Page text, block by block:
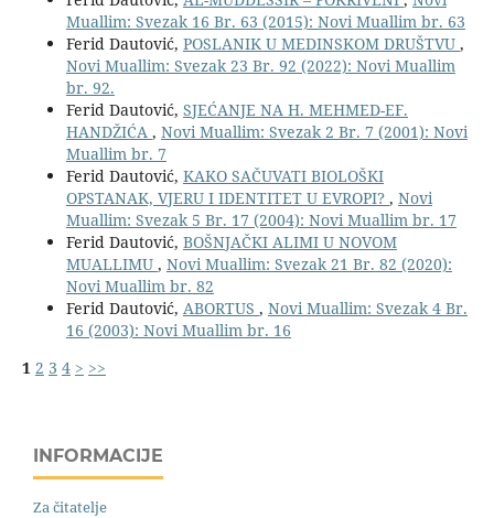
Muallim: Svezak 16 Br. 63 (2015): Novi Muallim br. 63
Ferid Dautović, POSLANIK U MEDINSKOM DRUŠTVU ,
Novi Muallim: Svezak 23 Br. 92 (2022): Novi Muallim
br. 92.
Ferid Dautović, SJEĆANJE NA H. MEHMED-EF.
HANDŽIĆA , Novi Muallim: Svezak 2 Br. 7 (2001): Novi
Muallim br. 7
Ferid Dautović, KAKO SAČUVATI BIOLOŠKI
OPSTANAK, VJERU I IDENTITET U EVROPI? , Novi
Muallim: Svezak 5 Br. 17 (2004): Novi Muallim br. 17
Ferid Dautović, BOŠNJAČKI ALIMI U NOVOM
MUALLIMU , Novi Muallim: Svezak 21 Br. 82 (2020):
Novi Muallim br. 82
Ferid Dautović, ABORTUS , Novi Muallim: Svezak 4 Br.
16 (2003): Novi Muallim br. 16
1 2 3 4 > >>
INFORMACIJE
Za čitatelje